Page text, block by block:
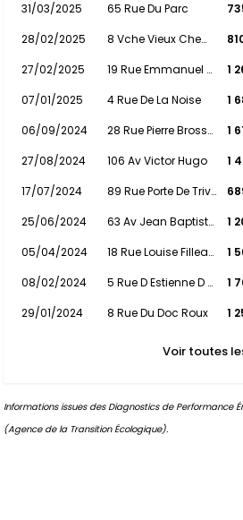
31/03/2025
65 Rue Du Parc
28/02/2025
8 Vche Vieux Chemin De Fleury
27/02/2025
19 Rue Emmanuel Sarty 1
07/01/2025
4 Rue De La Noise 1
06/09/2024
28 Rue Pierre Brossolette 1
27/08/2024
106 Av Victor Hugo 1
17/07/2024
89 Rue Porte De Trivaux
25/06/2024
63 Av Jean Baptiste Clement 1
05/04/2024
18 Rue Louise Filleaux Tiger 1
08/02/2024
5 Rue D Estienne D Orves 1
29/01/2024
8 Rue Du Doc Roux 1
Voir toutes
Informations issues des Diagnostics de Performance
(Agence de la Transition Écologique).